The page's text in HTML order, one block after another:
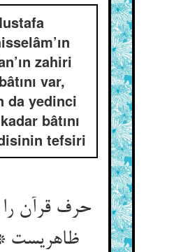
zahiri
var,
da yedinci
bâtını
tefsiri
حرف قرآن را
ظاهریست